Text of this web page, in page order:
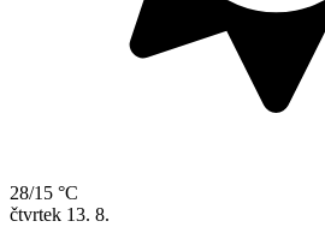
28/15 °C
čtvrtek 13. 8.